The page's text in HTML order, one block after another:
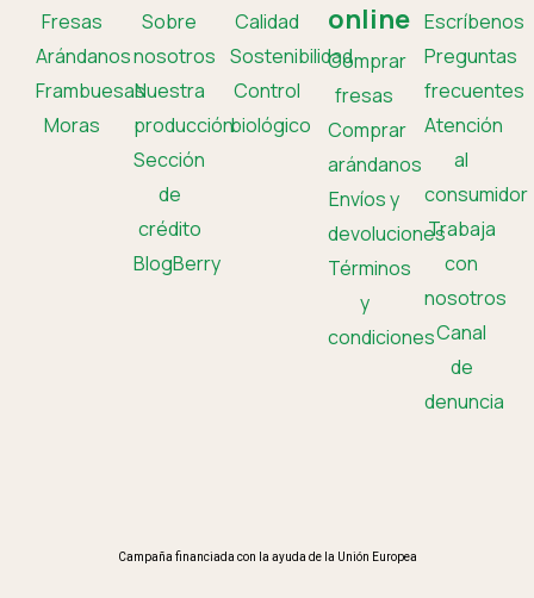
Fresas
Arándanos
Frambuesas
Moras
Sobre
nosotros
Nuestra
producción
Sección
de
crédito
BlogBerry
Calidad
Sostenibilidad
Control
biológico
online
Comprar
fresas
Comprar
arándanos
Envíos y
devoluciones
Términos
y
condiciones
Escríbenos
Preguntas
frecuentes
Atención
al
consumidor
Trabaja
con
nosotros
Canal
de
denuncia
Campaña financiada con la ayuda de la Unión Europea